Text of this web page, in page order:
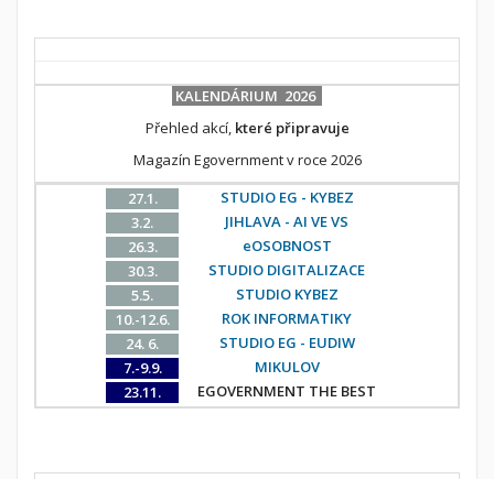
KALENDÁRIUM 2026
Přehled akcí, které připravuje
Magazín Egovernment v roce 2026
27.1.
STUDIO EG - KYBEZ
3.2.
JIHLAVA - AI VE VS
26.3.
eOSOBNOST
30.3.
STUDIO DIGITALIZACE
5.5.
STUDIO KYBEZ
10.-12.6.
ROK INFORMATIKY
24. 6.
STUDIO EG - EUDIW
7.-9.9.
MIKULOV
23.11.
EGOVERNMENT THE BEST